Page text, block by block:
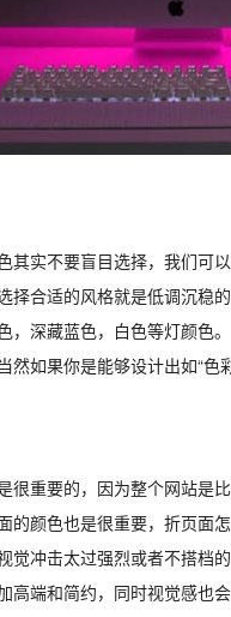
其实不要盲目选择，我们可
择合适的风格就是低调沉稳
，深藏蓝色，白色等灯颜色
如果你是能够设计出如“色
很重要的，因为整个网站是
的颜色也是很重要，折页面
觉冲击太过强烈或者不搭档
端和简约，同时视觉感也会